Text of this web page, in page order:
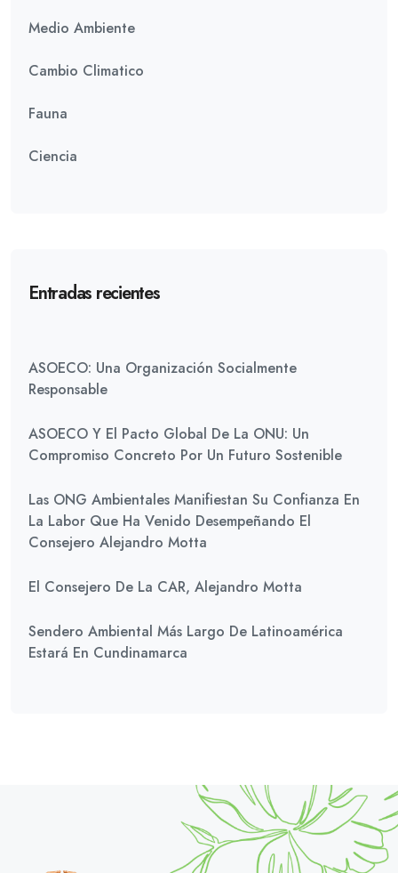
Medio Ambiente
Cambio Climatico
Fauna
Ciencia
Entradas recientes
ASOECO: Una Organización Socialmente
Responsable
ASOECO Y El Pacto Global De La ONU: Un
Compromiso Concreto Por Un Futuro Sostenible
Las ONG Ambientales Manifiestan Su Confianza En
La Labor Que Ha Venido Desempeñando El
Consejero Alejandro Motta
El Consejero De La CAR, Alejandro Motta
Sendero Ambiental Más Largo De Latinoamérica
Estará En Cundinamarca